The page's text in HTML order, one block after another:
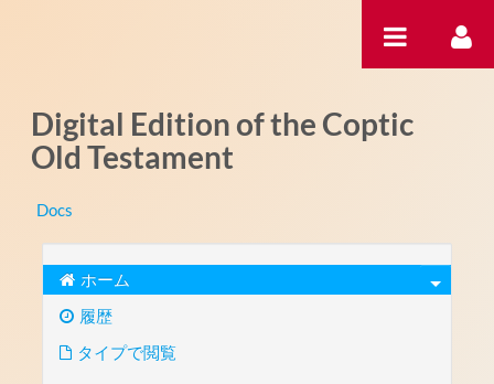
Digital Edition of the Coptic
Old Testament
Docs
ホーム
履歴
タイプで閲覧